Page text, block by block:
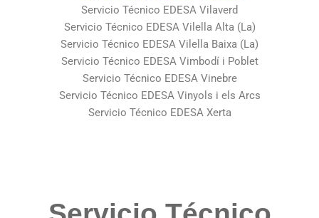
Servicio Técnico EDESA Vilaverd
Servicio Técnico EDESA Vilella Alta (La)
Servicio Técnico EDESA Vilella Baixa (La)
Servicio Técnico EDESA Vimbodí i Poblet
Servicio Técnico EDESA Vinebre
Servicio Técnico EDESA Vinyols i els Arcs
Servicio Técnico EDESA Xerta